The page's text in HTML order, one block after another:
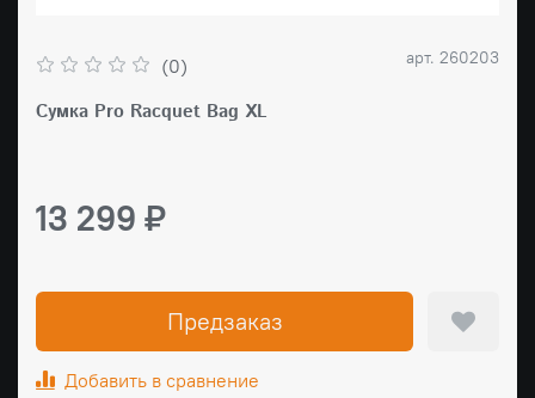
(0) арт. 260203
Сумка Pro Racquet Bag XL
13 299 ₽
Предзаказ
Добавить в сравнение